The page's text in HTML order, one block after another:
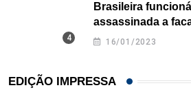
Brasileira
assassinada a
16/01/2023
EDIÇÃO IMPRESSA